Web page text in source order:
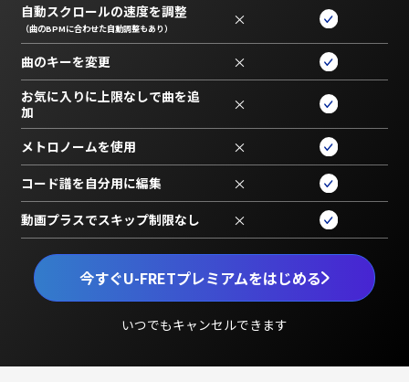
今すぐU-FRETプレミアムをはじめる
いつでもキャンセルできます
自動スクロールの速度を調整
（曲のBPMに合わせた自動調整もあり） ×
曲のキーを変更 ×
お気に入りに上限なしで曲を追
加
×
メトロノームを使用 ×
コード譜を自分用に編集 ×
動画プラスでスキップ制限なし ×